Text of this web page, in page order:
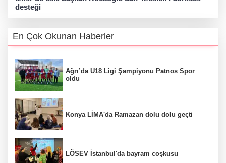
desteği
En Çok Okunan Haberler
Ağrı’da U18 Ligi Şampiyonu Patnos Spor
oldu
Konya LİMA'da Ramazan dolu dolu geçti
LÖSEV İstanbul'da bayram coşkusu